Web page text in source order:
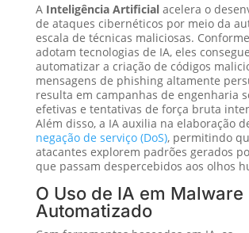
A Inteligência Artificialacelera o
de ataques cibernéticos por meio da
escala de técnicas maliciosas.
adotam tecnologias de IA, eles
automatizar a criação de códigos
mensagens de phishing altamente
resulta em campanhas de engenharia
efetivas e tentativas de força bruta
Além disso, a IA auxilia na elaboração
negação de serviço (DoS), permitindo
atacantes explorem padrões gerados
que passam despercebidos aos olhos
O Uso de IA em Malware
Automatizado